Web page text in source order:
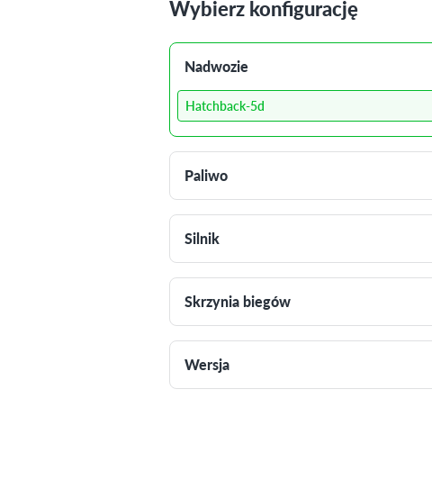
Wybierz konfigurację
Nadwozie
Hatchback-5d
Paliwo
Silnik
Skrzynia biegów
Wersja